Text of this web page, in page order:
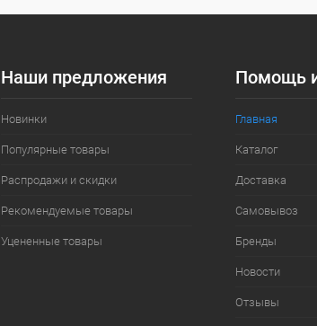
Наши предложения
Новинки
Популярные товары
Распродажи и скидки
Рекомендуемые товары
Уцененные товары
Помощь
Главная
Каталог
Доставка
Самовывоз
Бренды
Новости
Отзывы